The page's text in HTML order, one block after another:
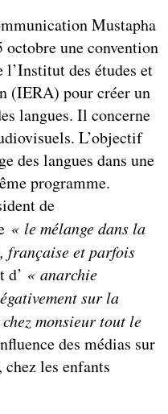
Mustapha
une convention
l’Institut des études et
(IERA) pour créer un
langues. Il concerne
L’objectif
des langues dans une
programme.
de
« le mélange dans la
française et parfois
d’ «anarchie
sur la
monsieur tout le
des médias sur
chez les enfants